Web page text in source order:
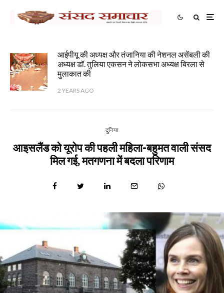
आईपीयू की अध्यक्ष और तंजानिया की नेशनल असेंबली की
अध्यक्ष डॉ. तुलिया एकसन ने लोकसभा अध्यक्ष बिरला से
मुलाकात की
2 YEARS AGO
दुनिया
आइसलैंड को यूरोप की पहली महिला-बहुमत वाली संसद
मिल गई, मतगणना में बदला परिणाम